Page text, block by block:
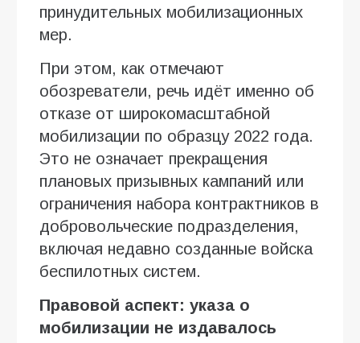
принудительных мобилизационных
мер.
При этом, как отмечают
обозреватели, речь идёт именно об
отказе от широкомасштабной
мобилизации по образцу 2022 года.
Это не означает прекращения
плановых призывных кампаний или
ограничения набора контрактников в
добровольческие подразделения,
включая недавно созданные войска
беспилотных систем.
Правовой аспект: указа о
мобилизации не издавалось